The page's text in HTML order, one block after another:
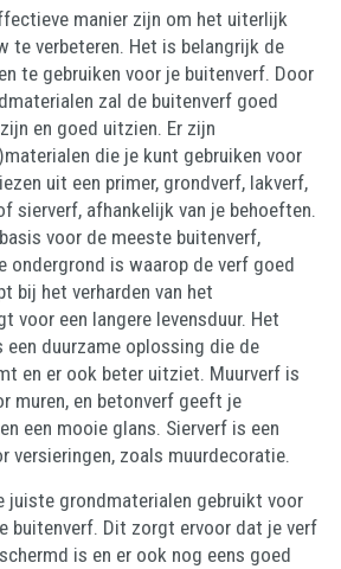
manier zijn om het uiterlijk
te verbeteren. Het is belangrijk de
te gebruiken voor je buitenverf. Door
zal de buitenverf goed
en goed uitzien. Er zijn
die je kunt gebruiken voor
uit een primer, grondverf, lakverf,
sierverf, afhankelijk van je behoeften.
voor de meeste buitenverf,
ondergrond is waarop de verf goed
bij het verharden van het
voor een langere levensduur. Het
een duurzame oplossing die de
en er ook beter uitziet. Muurverf is
muren, en betonverf geeft je
een mooie glans. Sierverf is een
versieringen, zoals muurdecoratie.
juiste grondmaterialen gebruikt voor
buitenverf. Dit zorgt ervoor dat je verf
is en er ook nog eens goed